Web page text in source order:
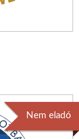
Nem eladó